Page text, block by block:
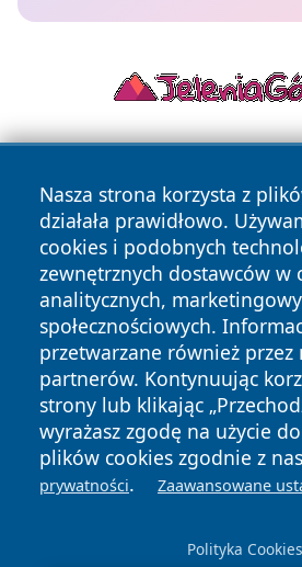
Nasza strona korzysta z
działała prawidłowo.
cookies i podobnych
zewnętrznych dostawców w
analitycznych,
społecznościowych.
przetwarzane również przez
partnerów. Kontynuując
strony lub klikając
wyrażasz zgodę na użycie
plików cookies zgodnie z
prywatności. Zaawansowane
Polityka Cookies
Copyright © 2026 raciborski24.pl
zastrzeżone.
News Autorzy
Polityka
Prywatności